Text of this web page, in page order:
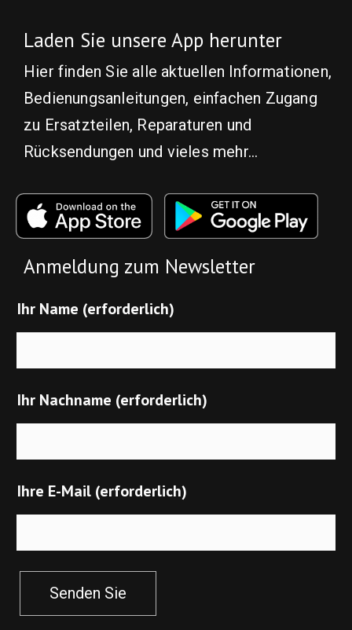
Laden Sie unsere App herunter
Hier finden Sie alle aktuellen Informationen,
Bedienungsanleitungen, einfachen Zugang
zu Ersatzteilen, Reparaturen und
Rücksendungen und vieles mehr...
Anmeldung zum Newsletter
Ihr Name (erforderlich)
Ihr Nachname (erforderlich)
Ihre E-Mail (erforderlich)
Senden Sie